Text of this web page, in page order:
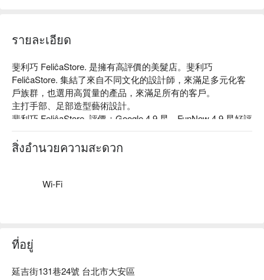
รายละเอียด
斐利巧 FeliĉaStore. 是擁有高評價的美髮店。斐利巧
FeliĉaStore. 集結了來自不同文化的設計師，來滿足多元化客
戶族群，也選用高質量的產品，來滿足所有的客戶。
主打手部、足部造型藝術設計。
斐利巧 FeliĉaStore. 評價：Google 4.9 星、FunNow 4.9 星好評
斐利巧 FeliĉaStore. 服務：主打造型剪髮、深層護髮。
斐利巧 FeliĉaStore. 推薦：採用 Karimoku New Standard 的家
สิ่งอำนวยความสะดวก
Wi-Fi
ที่อยู่
延吉街131巷24號 台北市大安區